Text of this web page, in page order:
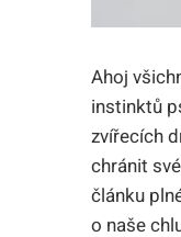
Ahoj
instinktů
zvířecích
chránit
článku
o naše